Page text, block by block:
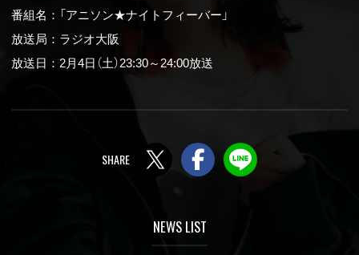
番組名：「アニソン★ナイトフィーバー」
放送局：ラジオ大阪
放送日：2月4日（土）23:30～24:00放送
Twitter Facebook
NEWS LIST